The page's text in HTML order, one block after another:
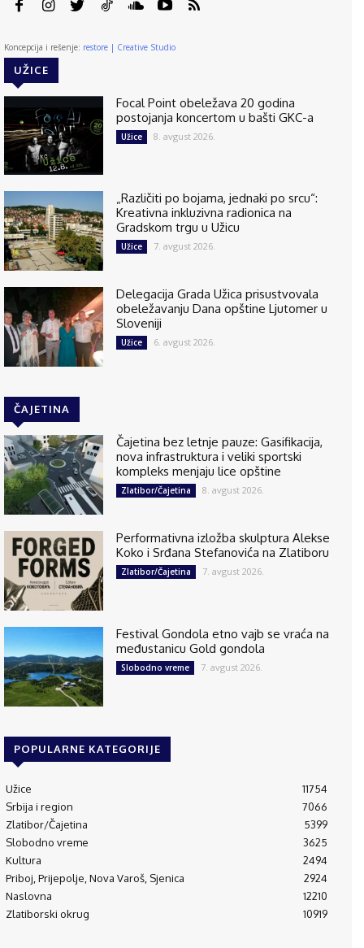
Koncepcija i rešenje: restore | Creative Studio
UŽICE
Focal Point obeležava 20 godina
postojanja koncertom u bašti GKC-a
Užice 8. avgust 2026.
„Različiti po bojama, jednaki po srcu“:
Kreativna inkluzivna radionica na
Gradskom trgu u Užicu
Užice 7. avgust 2026.
Delegacija Grada Užica prisustvovala
obeležavanju Dana opštine Ljutomer u
Sloveniji
Užice 6. avgust 2026.
ČAJETINA
Čajetina bez letnje pauze: Gasifikacija,
nova infrastruktura i veliki sportski
kompleks menjaju lice opštine
Zlatibor/Čajetina 8. avgust 2026.
Performativna izložba skulptura Alekse
Koko i Srđana Stefanovića na Zlatiboru
Zlatibor/Čajetina 7. avgust 2026.
Festival Gondola etno vajb se vraća na
međustanicu Gold gondola
Slobodno vreme 7. avgust 2026.
POPULARNE KATEGORIJE
Užice
11754
Srbija i region
7066
Zlatibor/Čajetina
5399
Slobodno vreme
3625
Kultura
2494
Priboj, Prijepolje, Nova Varoš, Sjenica
2924
Naslovna
12210
Zlatiborski okrug
10919